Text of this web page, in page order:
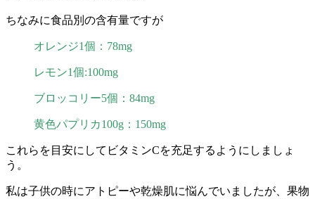
ちなみに食品別の含有量ですが
オレンジ1個：78mg
レモン1個:100mg
ブロッコリー5個：84mg
黄色パプリカ100g：150mg
これらを目安にしてビタミンCを充足するようにしましょ
う。
私は子供の時にアトピーや乾燥肌に悩んでいましたが、果物